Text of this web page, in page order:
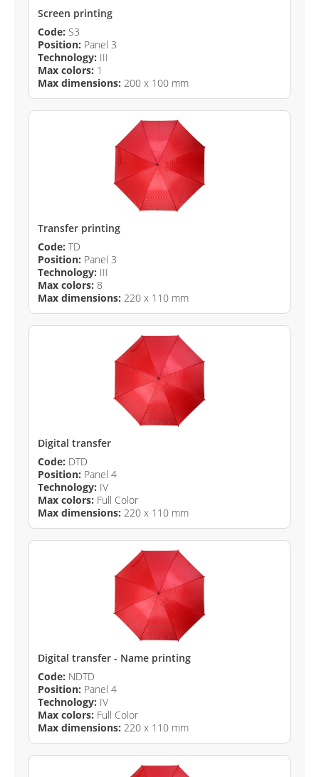
Screen printing
Code: S3
Position: Panel 3
Technology: III
Max colors: 1
Max dimensions: 200 x 100 mm
Transfer printing
Code: TD
Position: Panel 3
Technology: III
Max colors: 8
Max dimensions: 220 x 110 mm
Digital transfer
Code: DTD
Position: Panel 4
Technology: IV
Max colors: Full Color
Max dimensions: 220 x 110 mm
Digital transfer - Name printing
Code: NDTD
Position: Panel 4
Technology: IV
Max colors: Full Color
Max dimensions: 220 x 110 mm